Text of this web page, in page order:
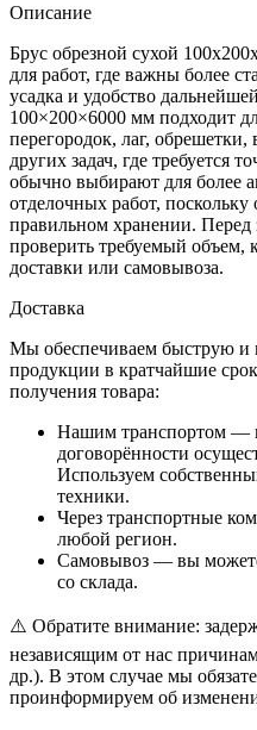
Описание
Брус обрезной сухой
для работ, где важны более
усадка и удобство
100×200×6000 мм подходит
перегородок, лаг,
других задач, где требуется
обычно выбирают для более
отделочных работ,
правильном хранении. Перед
проверить требуемый объем,
доставки или самовывоза.
Доставка
Мы обеспечиваем быструю и
продукции в кратчайшие
получения товара:
Нашим транспортом —
договорённости
Используем
техники.
Через транспортные
любой регион.
Самовывоз — вы можете
со склада.
⚠️ Обратите внимание:
независящим от нас
др.). В этом случае мы
проинформируем об